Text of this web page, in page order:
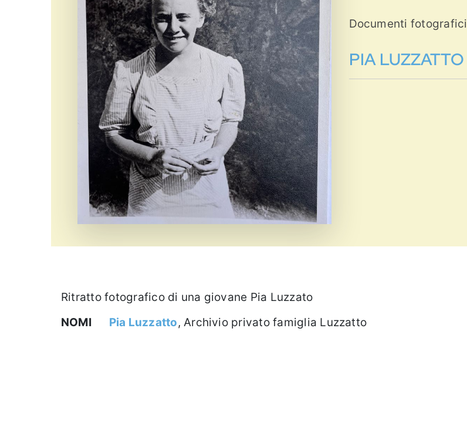
Documenti fotografici
PIA LUZZATTO
Ritratto fotografico di una giovane Pia Luzzato
NOMI
Pia Luzzatto, Archivio privato famiglia Luzzatto